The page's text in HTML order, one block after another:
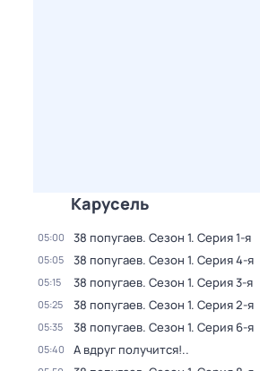
Карусель
05:00 38 попугаев. Сезон 1. Серия 1-я
05:05 38 попугаев. Сезон 1. Серия 4-я
05:15 38 попугаев. Сезон 1. Серия 3-я
05:25 38 попугаев. Сезон 1. Серия 2-я
05:35 38 попугаев. Сезон 1. Серия 6-я
05:40 А вдруг получится!..